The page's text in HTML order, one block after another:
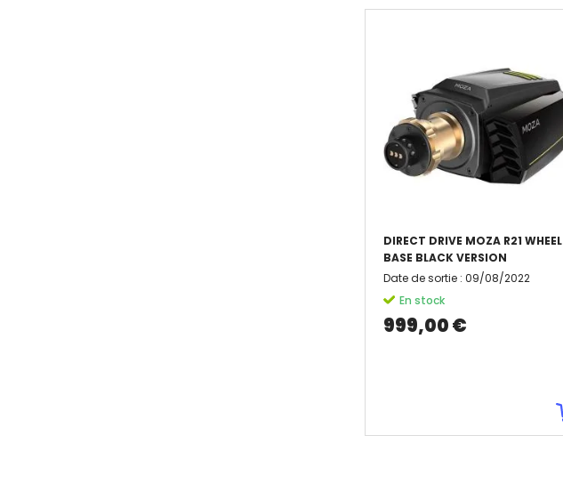
DIRECT DRIVE MOZA R21 WHEEL
BASE BLACK VERSION
Date de sortie: 09/08/2022
En stock
999,00 €